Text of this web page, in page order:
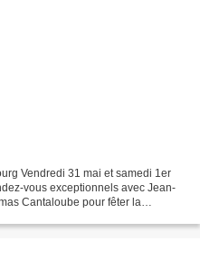
Vendredi 31 mai et samedi 1er
vous exceptionnels avec Jean-
Cantaloube pour fêter la